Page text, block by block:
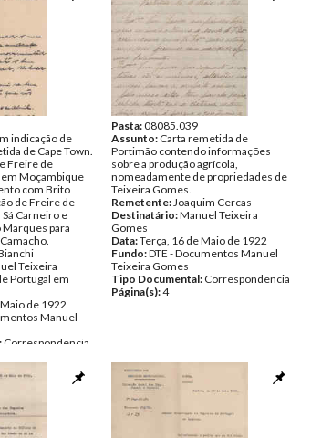
indicação de
de Cape Town.
Freire de
Moçambique
com Brito
de Freire de
Carneiro e
Marques para
Teixeira
Portugal em
de 1922
Manuel
Correspondencia
Pasta:08085.039
Assunto: Carta remetida de
Portimão contendo informações
sobre a produção agrícola,
nomeadamente de propriedades de
Teixeira Gomes.
Remetente:Joaquim Cercas
Destinatário:Manuel Teixeira
Gomes
Data:Terça, 16 de Maio de 1922
Fundo:DTE - Documentos Manuel
Teixeira Gomes
Tipo Documental: Correspondencia
Página(s):4